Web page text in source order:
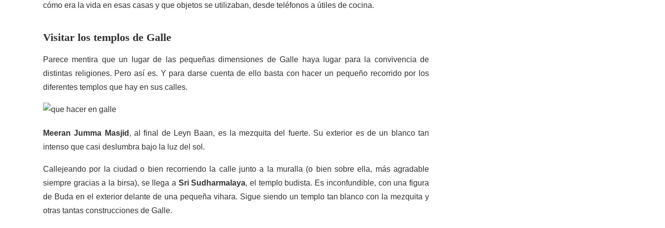
cómo era la vida en esas casas y que objetos se utilizaban, desde teléfonos a útiles de cocina.
Visitar los templos de Galle
Parece mentira que un lugar de las pequeñas dimensiones de Galle haya lugar para la convivencia de
distintas religiones. Pero así es. Y para darse cuenta de ello basta con hacer un pequeño recorrido por los
diferentes templos que hay en sus calles.
Meeran Jumma Masjid , al final de Leyn Baan, es la mezquita del fuerte. Su exterior es de un blanco tan
intenso que casi deslumbra bajo la luz del sol.
Callejeando por la ciudad o bien recorriendo la calle junto a la muralla (o bien sobre ella, más agradable
siempre gracias a la birsa), se llega a Sri Sudharmalaya, el templo budista. Es inconfundible, con una figura
de Buda en el exterior delante de una pequeña vihara. Sigue siendo un templo tan blanco con la mezquita y
otras tantas construcciones de Galle.